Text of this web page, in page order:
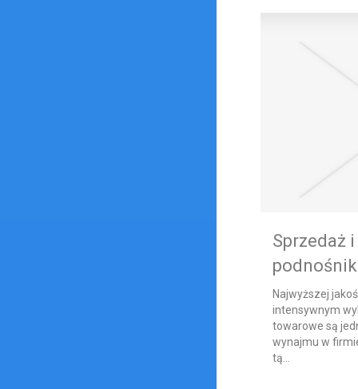
Sprzedaż
Najwyższej
intensywnym
towarowe są
wynajmu w
tą...